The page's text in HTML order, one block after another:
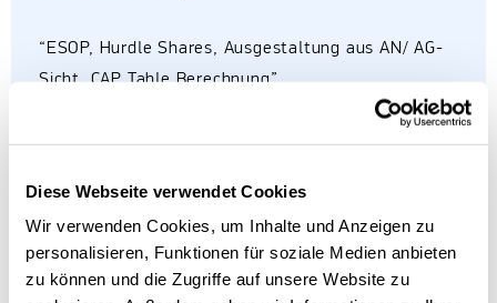
Diese Webseite verwendet Cookies
Wir verwenden Cookies, um Inhalte und Anzeigen zu
personalisieren, Funktionen für soziale Medien anbieten
zu können und die Zugriffe auf unsere Website zu
“ESOP, Hurdle Shares, Ausgestaltung aus AN/ AG-
Sicht, CAP Table Berechnung”
Dr. Leila Momen) und Ann-Christin Wessel von PwC
Deutschland am6.12.bei uns am digitalHUB
Aachen e.V. zu Gast und richteten für unsere
Mitglieder mit geballter Expertise einen